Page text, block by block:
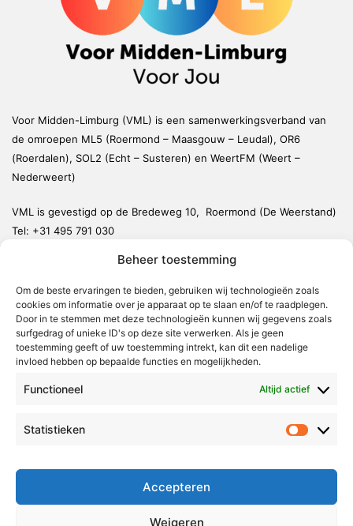
Beheer toestemming
Om de beste ervaringen te bieden, gebruiken wij technologieën zoals
cookies om informatie over je apparaat op te slaan en/of te raadplegen.
Door in te stemmen met deze technologieën kunnen wij gegevens zoals
surfgedrag of unieke ID's op deze site verwerken. Als je geen
toestemming geeft of uw toestemming intrekt, kan dit een nadelige
invloed hebben op bepaalde functies en mogelijkheden.
Functioneel Altijd actief
Statistieken
Accepteren
Weigeren
Voor Midden-Limburg (VML) is een samenwerkingsverband van
de omroepen ML5 (Roermond – Maasgouw – Leudal), OR6
(Roerdalen), SOL2 (Echt – Susteren) en WeertFM (Weert –
Nederweert)
VML is gevestigd op de Bredeweg 10, Roermond (De Weerstand)
Tel: +31 495 791 030
Weert
Nederweert
Leudal
Maasgouw
Echt-Susteren
Roermond
Radio & TV